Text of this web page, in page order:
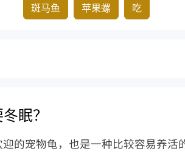
斑马鱼 苹果螺 吃
眠？
的宠物龟，也是一种比较容易养活